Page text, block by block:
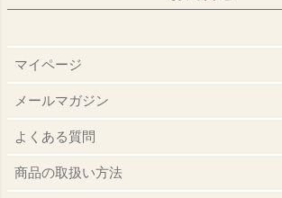
マイページ
メールマガジン
よくある質問
商品の取扱い方法